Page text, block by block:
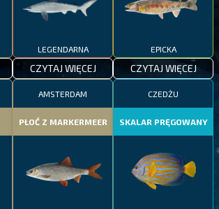
LEGENDARNA
CZYTAJ WIĘCEJ
EPICKA
CZYTAJ WIĘCEJ
AMSTERDAM
PŁOĆ Z MARKERMEER
CZEDŻU
SKALAR PRĘGOWANY